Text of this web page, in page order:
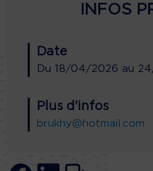
INFOS
Date
Du 18/04/2026 au
Plus d'infos
brukhy@hotmail.com